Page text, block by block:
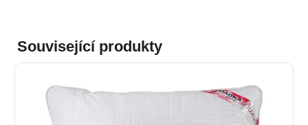
Související produkty